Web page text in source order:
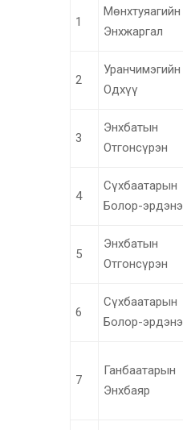
1
Мөнхтуяагийн
Энхжаргал
2
Уранчимэгийн
Одхүү
3
Энхбатын
Отгонсүрэн
4
Сүхбаатарын
Болор-эрдэнэ
5
Энхбатын
Отгонсүрэн
6
Сүхбаатарын
Болор-эрдэнэ
7
Ганбаатарын
Энхбаяр